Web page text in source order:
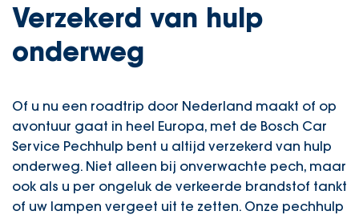
Verzekerd van hulp
onderweg
Of u nu een roadtrip door Nederland maakt of op
avontuur gaat in heel Europa, met de Bosch Car
Service Pechhulp bent u altijd verzekerd van hulp
onderweg. Niet alleen bij onverwachte pech, maar
ook als u per ongeluk de verkeerde brandstof tankt
of uw lampen vergeet uit te zetten. Onze pechhulp